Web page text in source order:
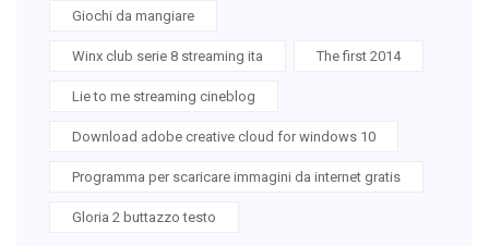
Giochi da mangiare
Winx club serie 8 streaming ita The first 2014
Lie to me streaming cineblog
Download adobe creative cloud for windows 10
Programma per scaricare immagini da internet gratis
Gloria 2 buttazzo testo